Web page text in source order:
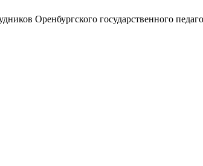
Оренбургского государственного